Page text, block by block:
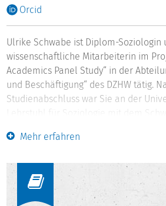
Orcid
Ulrike Schwabe ist Diplom-Soziologin
wissenschaftliche Mitarbeiterin im
Academics Panel Study“ in der
und Beschäftigung“ des DZHW tätig.
Studienabschluss war Sie an der
Kassel an der Professur für Methoden
Centre for Higher Education
Kassel in der BMBF-
„Kompetenzorientierte Prüfung
Mehr erfahren